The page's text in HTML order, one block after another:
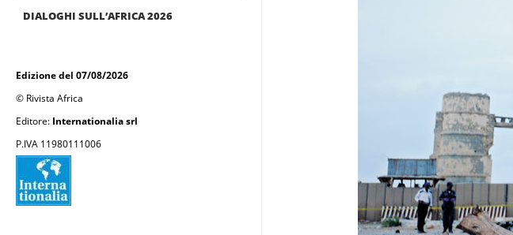
DIALOGHI SULL’AFRICA 2026
Edizione del 07/08/2026
© Rivista Africa
Editore: Internationalia srl
P.IVA 11980111006